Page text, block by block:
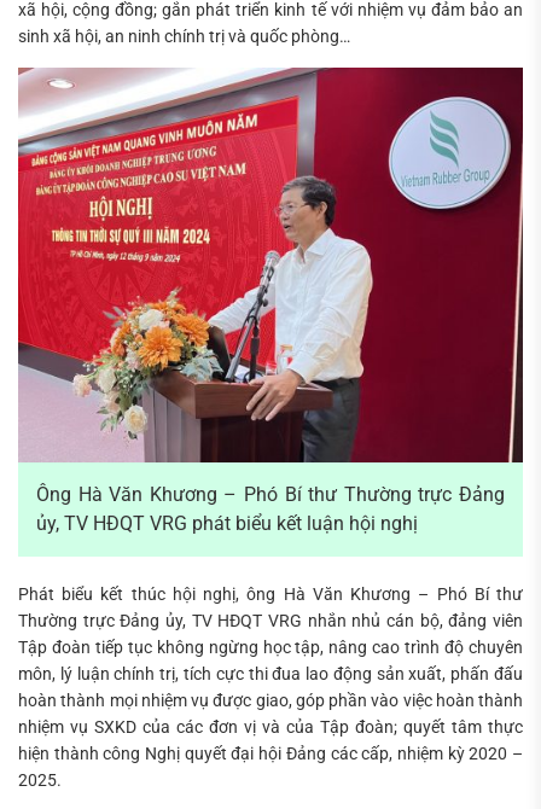
xã hội, cộng đồng; gắn phát triển kinh tế với nhiệm vụ đảm bảo an
sinh xã hội, an ninh chính trị và quốc phòng…
Ông Hà Văn Khương – Phó Bí thư Thường trực Đảng
ủy, TV HĐQT VRG phát biểu kết luận hội nghị
Phát biểu kết thúc hội nghị, ông Hà Văn Khương – Phó Bí thư
Thường trực Đảng ủy, TV HĐQT VRG nhắn nhủ cán bộ, đảng viên
Tập đoàn tiếp tục không ngừng học tập, nâng cao trình độ chuyên
môn, lý luận chính trị, tích cực thi đua lao động sản xuất, phấn đấu
hoàn thành mọi nhiệm vụ được giao, góp phần vào việc hoàn thành
nhiệm vụ SXKD của các đơn vị và của Tập đoàn; quyết tâm thực
hiện thành công Nghị quyết đại hội Đảng các cấp, nhiệm kỳ 2020 –
2025.